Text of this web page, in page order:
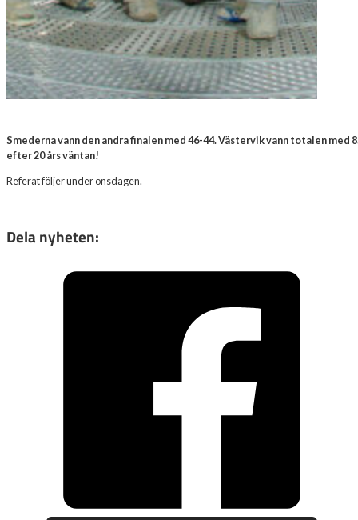
Smederna vann den andra finalen med 46-44. Västervik vann totalen med
efter 20 års väntan!
Referat följer under onsdagen.
Dela nyheten: